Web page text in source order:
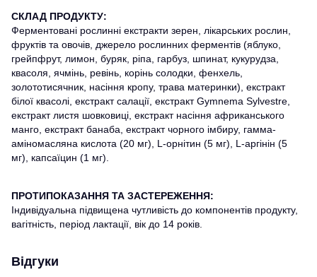
СКЛАД ПРОДУКТУ:
Ферментовані рослинні екстракти зерен, лікарських рослин,
фруктів та овочів, джерело рослинних ферментів (яблуко,
грейпфрут, лимон, буряк, ріпа, гарбуз, шпинат, кукурудза,
квасоля, ячмінь, ревінь, корінь солодки, фенхель,
золототисячник, насіння кропу, трава материнки), екстракт
білої квасолі, екстракт салації, екстракт Gymnema Sylvestre,
екстракт листя шовковиці, екстракт насіння африканського
манго, екстракт банаба, екстракт чорного імбиру, гамма-
аміномасляна кислота (20 мг), L-орнітин (5 мг), L-аргінін (5
мг), капсаїцин (1 мг).
ПРОТИПОКАЗАННЯ ТА ЗАСТЕРЕЖЕННЯ:
Індивідуальна підвищена чутливість до компонентів продукту,
вагітність, період лактації, вік до 14 років.
Відгуки